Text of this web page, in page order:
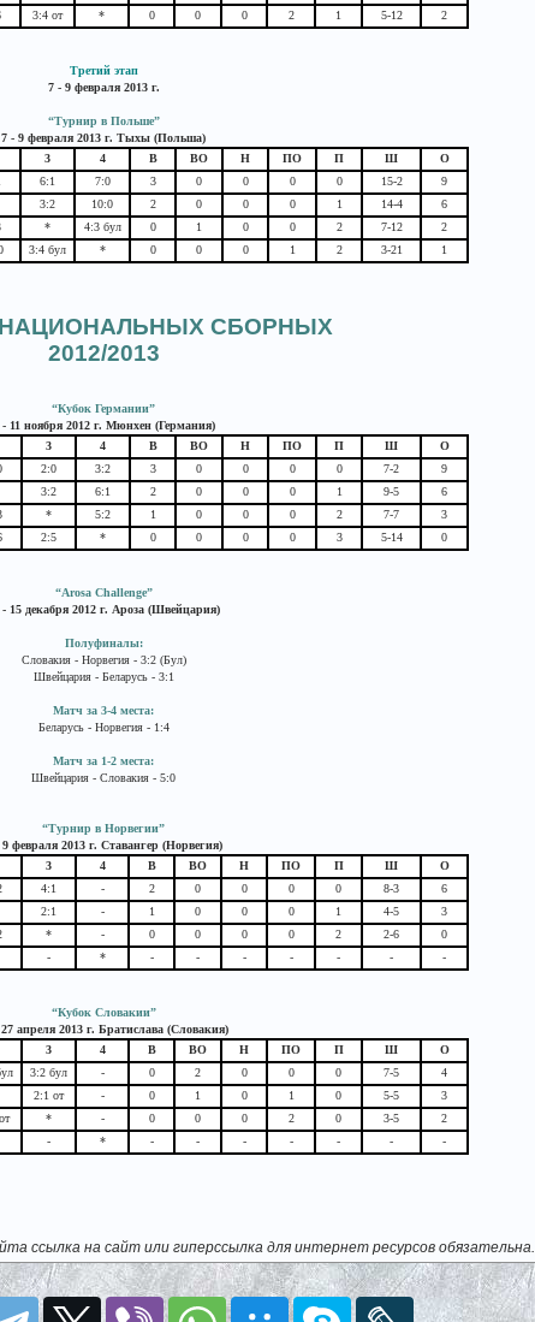
3:4 от * 0 0 0 2 1 5-12 2
Третий этап
7 - 9 февраля 2013 г.
“Турнир в Польше”
7 - 9 февраля 2013 г. Тыхы (Польша)
3 4 В ВО Н ПО П Ш
О
6:1 7:0 3 0 0 0 0 15-2
9
3:2 10:0 2 0 0 0 1 14-4
6
* 4:3 бул 0 1 0 0 2 7-12
2
3:4 бул * 0 0 0 1 2 3-21 1
СБОРНЫХ
2012/2013
“Кубок Германии”
- 11 ноября 2012 г. Мюнхен (Германия)
3 4 В ВО Н ПО П Ш
О
2:0 3:2 3 0 0 0 0 7-2
9
3:2 6:1 2 0 0 0 1 9-5
6
* 5:2 1 0 0 0 2 7-7
3
2:5 * 0 0 0 0 3 5-14 0
“Arosa Challenge”
- 15 декабря 2012 г. Ароза (Швейцария)
Полуфиналы:
Словакия - Норвегия - 3:2 (Бул)
Швейцария - Беларусь - 3:1
Матч за 3-4 места:
Беларусь - Норвегия - 1:4
Матч за 1-2 места:
Швейцария - Словакия - 5:0
“Турнир в Норвегии”
9 февраля 2013 г. Ставангер (Норвегия)
3 4 В ВО Н ПО П Ш
О
4:1 - 2 0 0 0 0 8-3
6
2:1 - 1 0 0 0 1 4-5
3
* - 0 0 0 0 2 2-6
0
- * - - - - - - -
“Кубок Словакии”
апреля 2013 г. Братислава (Словакия)
3 4 В ВО Н ПО П Ш
О
3:2 бул - 0 2 0 0 0 7-5
4
2:1 от - 0 1 0 1 0 5-5
3
* - 0 0 0 2 0 3-5
2
- * - - - - - - -
ссылка на сайт или гиперссылка для интернет ресурсов обязательна.